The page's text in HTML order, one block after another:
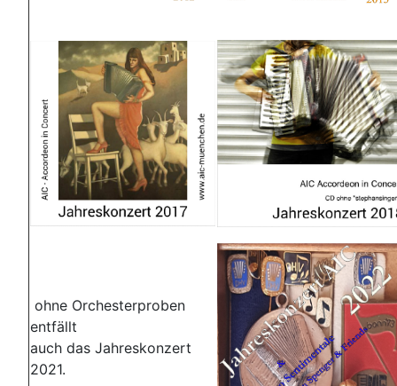
ohne Orchesterproben
entfällt
auch das Jahreskonzert
2021.